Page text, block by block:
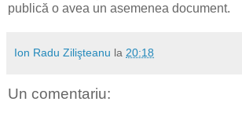
publică o avea un asemenea document.
Ion Radu Zilişteanu la 20:18
Un comentariu: